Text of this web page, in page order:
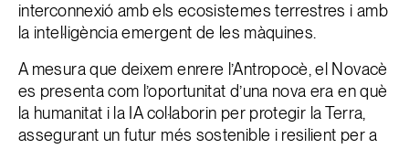
interconnexió amb els ecosistemes terrestres i amb
la intel·ligència emergent de les màquines.
A mesura que deixem enrere l’Antropocè, el Novacè
es presenta com l’oportunitat d’una nova era en què
la humanitat i la IA col·laborin per protegir la Terra,
assegurant un futur més sostenible i resilient per a